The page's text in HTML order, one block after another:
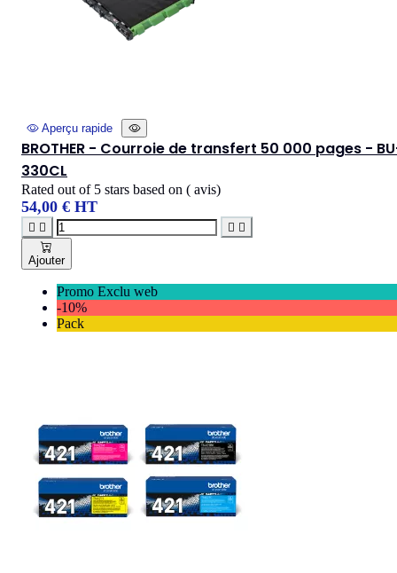
Aperçu rapide
BROTHER - Courroie de transfert 50 000 pages -
330CL
Rated out of 5 stars based on ( avis)
54,00 € HT
   
Ajouter
Promo Exclu web
-10%
Pack